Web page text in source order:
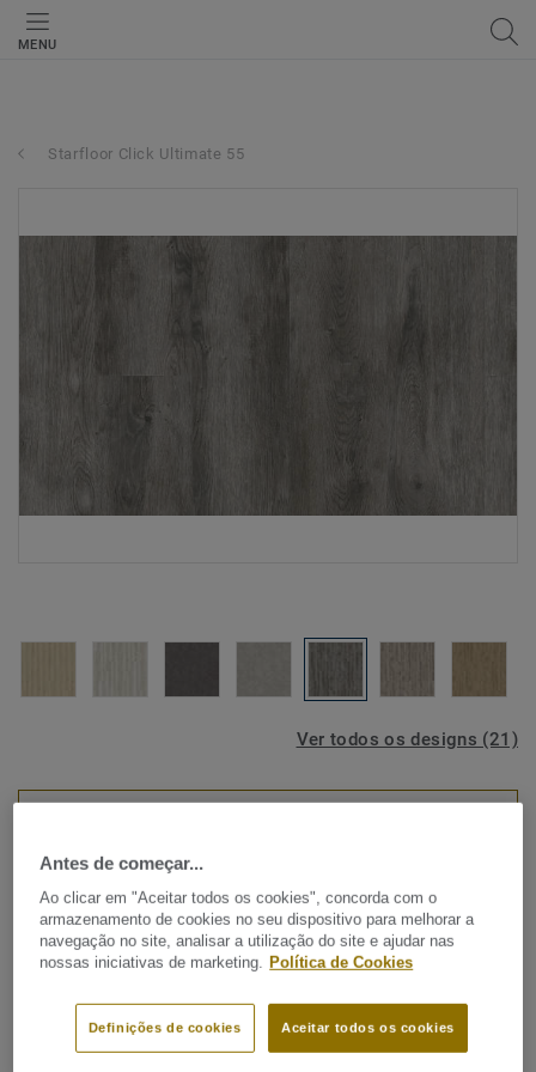
MENU
Starfloor Click Ultimate 55
Ver todos os designs (21)
LVT ( Vinílicos Modulares)
Starfloor Click Ultimate 55 -
Weathered Oak ANTHRACITE
Procura os melhores resultados para a sua renovação da
sua casa, no mais curto espaço de tempo? Starfloor Click
Antes de começar...
Ao clicar em "Aceitar todos os cookies", concorda com o
armazenamento de cookies no seu dispositivo para melhorar a
navegação no site, analisar a utilização do site e ajudar nas
nossas iniciativas de marketing. Política de Cookies
Aceitar todos os cookies
Definições de cookies